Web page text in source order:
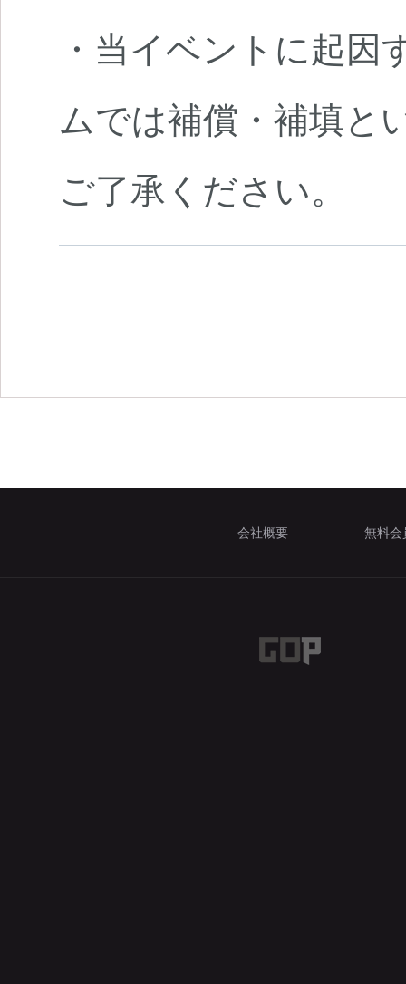
・当イベントに起
ムでは補償・補填と
ご了承ください。
会社概要 無料会